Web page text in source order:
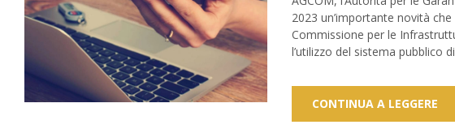
2023 un’importante novità
Commissione per le
l’utilizzo del sistema pubblico
CONTINUA A LEGGERE